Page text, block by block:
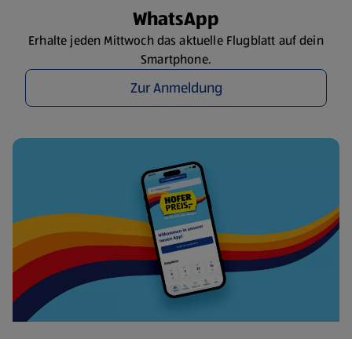
WhatsApp
Erhalte jeden Mittwoch das aktuelle Flugblatt auf dein
Smartphone.
Zur Anmeldung